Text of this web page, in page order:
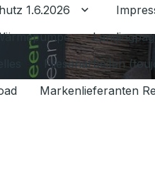
Ratgeber umschalten
1.6.2026 Untermenü
Fliesenarbeiten
Markenlieferanten